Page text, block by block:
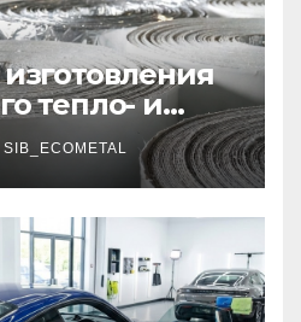
тепло- и
500 из
SIB_ECOMETAL